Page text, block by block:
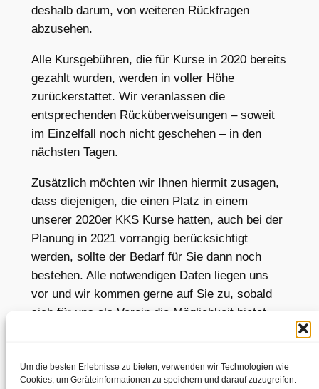
Um die besten Erlebnisse zu bieten, verwenden wir Technologien wie
Cookies, um Geräteinformationen zu speichern und darauf zuzugreifen.
deshalb darum, von weiteren Rückfragen
abzusehen.
Alle Kursgebühren, die für Kurse in 2020 bereits
gezahlt wurden, werden in voller Höhe
zurückerstattet. Wir veranlassen die
entsprechenden Rücküberweisungen – soweit
im Einzelfall noch nicht geschehen – in den
nächsten Tagen.
Zusätzlich möchten wir Ihnen hiermit zusagen,
dass diejenigen, die einen Platz in einem
unserer 2020er KKS Kurse hatten, auch bei der
Planung in 2021 vorrangig berücksichtigt
werden, sollte der Bedarf für Sie dann noch
bestehen. Alle notwendigen Daten liegen uns
vor und wir kommen gerne auf Sie zu, sobald
sich für uns als Verein die Möglichkeit bietet,
können.